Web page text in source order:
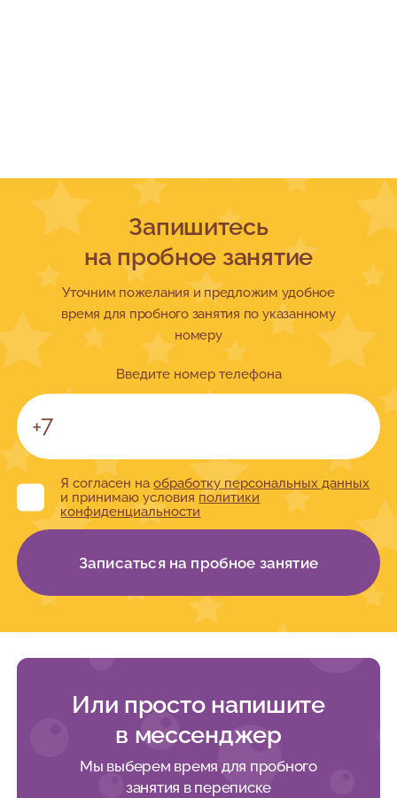
Запишитесь
на пробное занятие
Уточним пожелания и предложим удобное
время для пробного занятия по указанному
номеру
Введите номер телефона
Я согласен наобработку персональных данных
и принимаю условия политики
конфиденциальности
Записаться на пробное занятие
Или просто напишите
в мессенджер
Мы выберем время для пробного
занятия в переписке